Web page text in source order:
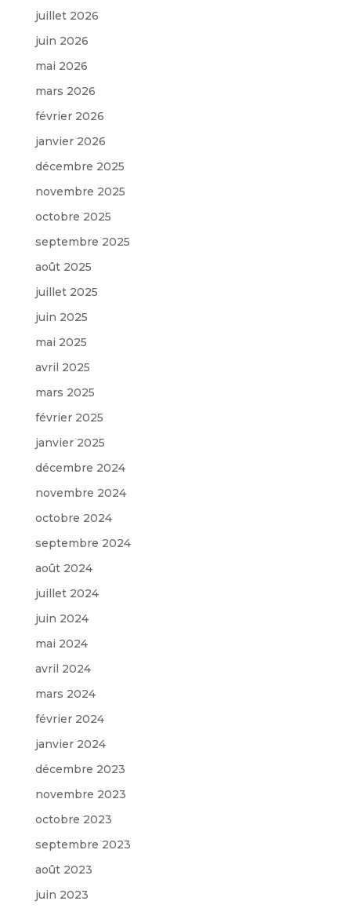
juillet 2026
juin 2026
mai 2026
mars 2026
février 2026
janvier 2026
décembre 2025
novembre 2025
octobre 2025
septembre 2025
août 2025
juillet 2025
juin 2025
mai 2025
avril 2025
mars 2025
février 2025
janvier 2025
décembre 2024
novembre 2024
octobre 2024
septembre 2024
août 2024
juillet 2024
juin 2024
mai 2024
avril 2024
mars 2024
février 2024
janvier 2024
décembre 2023
novembre 2023
octobre 2023
septembre 2023
août 2023
juin 2023